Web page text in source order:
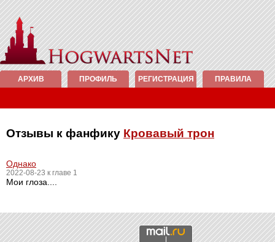
АРХИВ ПРОФИЛЬ РЕГИСТРАЦИЯ ПРАВИЛА
Отзывы к фанфику Кровавый трон
Однако
2022-08-23 к главе 1
Мои глоза....